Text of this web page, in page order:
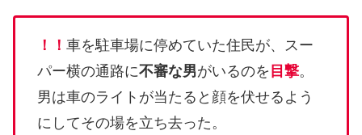
！！ 車を駐車場に停めていた住民が、スー
パー横の通路に不審な男がいるのを 目撃。
男は車のライトが当たると顔を伏せるよう
にしてその場を立ち去った。